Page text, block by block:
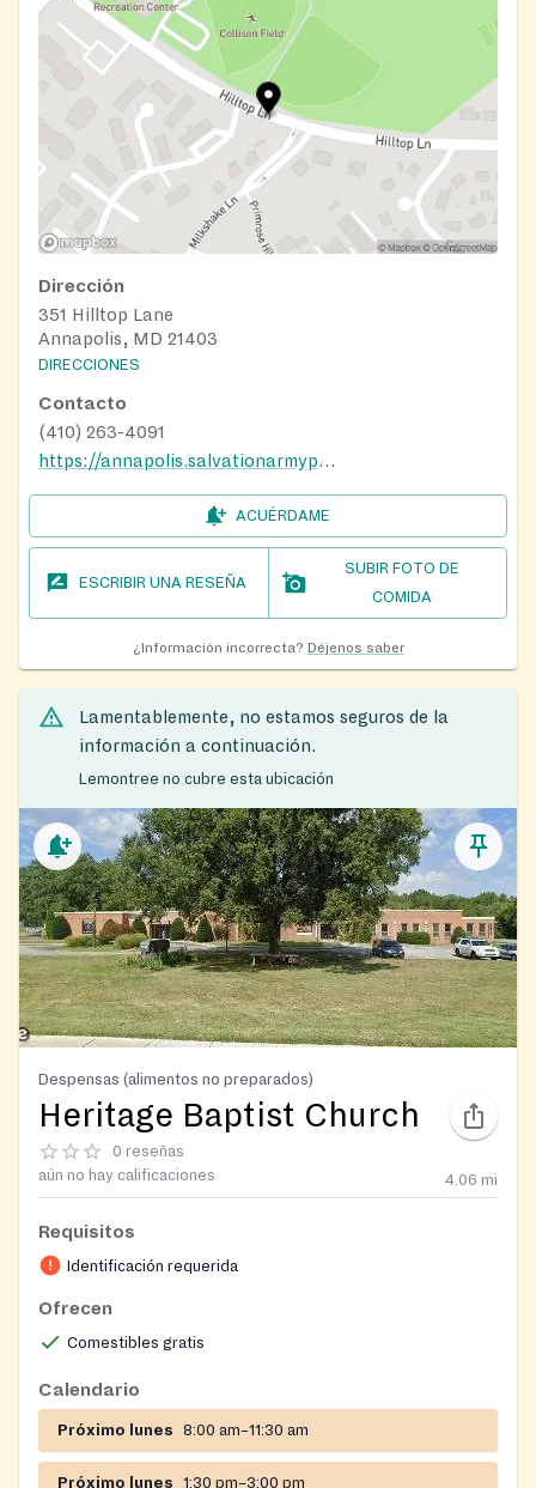
Dirección
351 Hilltop Lane
Annapolis, MD 21403
DIRECCIONES
Contacto
(410) 263-4091
https://annapolis.salvationarmypotomac.org/
ACUÉRDAME
ESCRIBIR UNA RESEÑA
SUBIR FOTO DE
COMIDA
¿Información incorrecta? Déjenos saber
Lamentablemente, no estamos seguros de la
información a continuación.
Lemontree no cubre esta ubicación
Despensas (alimentos no preparados)
Heritage Baptist Church
0 reseñas
aún no hay calificaciones
4.06 mi
Requisitos
Identificación requerida
Ofrecen
Comestibles gratis
Calendario
Próximo lunes 8:00 am–11:30 am
Próximo lunes 1:30 pm–3:00 pm